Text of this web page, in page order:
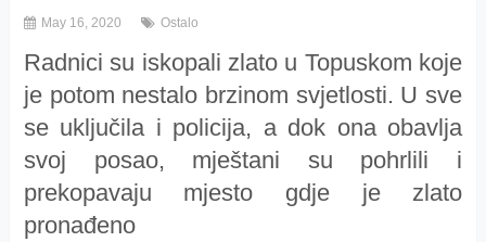
May 16, 2020 Ostalo
Radnici su iskopali zlato u Topuskom koje
je potom nestalo brzinom svjetlosti. U sve
se uključila i policija, a dok ona obavlja
svoj posao, mještani su pohrlili i
prekopavaju mjesto gdje je zlato
pronađeno